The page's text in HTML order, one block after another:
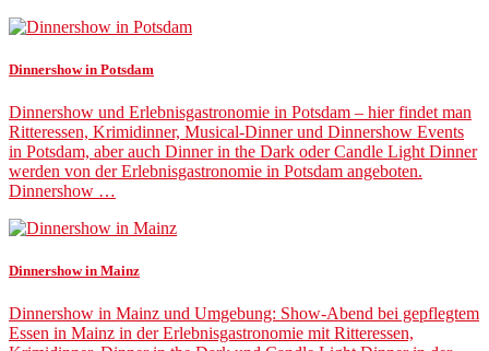
Dinnershow in Potsdam
Dinnershow und Erlebnisgastronomie in Potsdam – hier findet man
Ritteressen, Krimidinner, Musical-Dinner und Dinnershow Events
in Potsdam, aber auch Dinner in the Dark oder Candle Light Dinner
werden von der Erlebnisgastronomie in Potsdam angeboten.
Dinnershow …
Dinnershow in Mainz
Dinnershow in Mainz und Umgebung: Show-Abend bei gepflegtem
Essen in Mainz in der Erlebnisgastronomie mit Ritteressen,